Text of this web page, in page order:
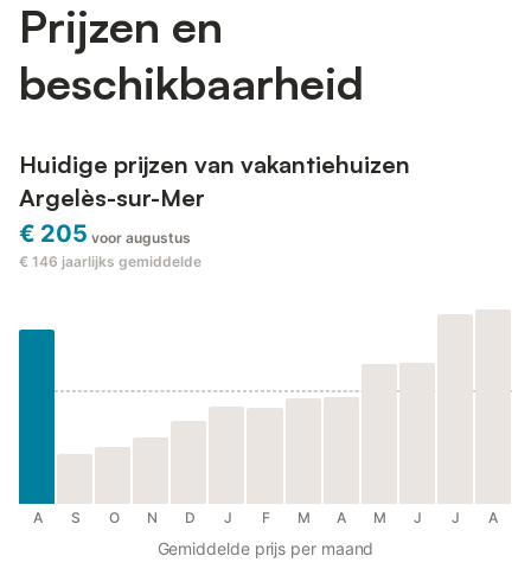
Prijzen en
beschikbaarheid
Huidige prijzen van vakantiehuizen
Argelès-sur-Mer
€ 205 voor augustus
€ 146 jaarlijks gemiddelde
A S O N D J F M A M J J A
Gemiddelde prijs per maand